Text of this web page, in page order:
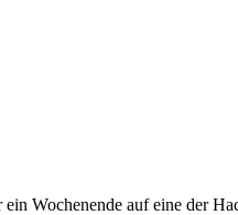
Wochenende auf eine der